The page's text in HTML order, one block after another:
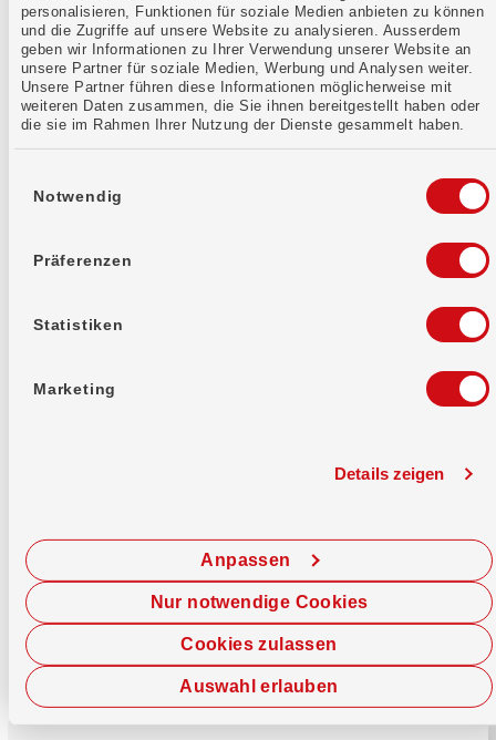
personalisieren, Funktionen für soziale Medien anbieten zu können
und die Zugriffe auf unsere Website zu analysieren. Ausserdem
geben wir Informationen zu Ihrer Verwendung unserer Website an
unsere Partner für soziale Medien, Werbung und Analysen weiter.
Unsere Partner führen diese Informationen möglicherweise mit
weiteren Daten zusammen, die Sie ihnen bereitgestellt haben oder
die sie im Rahmen Ihrer Nutzung der Dienste gesammelt haben.
Notwendig
Präferenzen
Statistiken
Marketing
Details zeigen
Cookies zulassen
Anpassen
Auswahl erlauben
Nur notwendige Cookies
Mehr erfahren
Kontaktformular
Jetzt chatten